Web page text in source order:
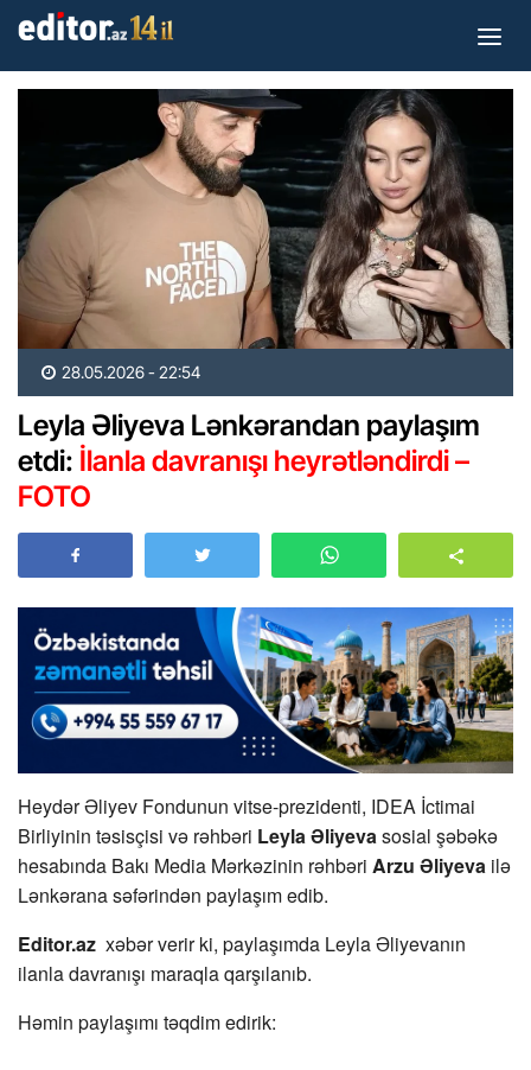
28.05.2026 - 22:54
Leyla Əliyeva Lənkərandan paylaşım
etdi: İlanla davranışı heyrətləndirdi –
FOTO
Heydər Əliyev Fondunun vitse-prezidenti, IDEA İctimai
Birliyinin təsisçisi və rəhbəri Leyla Əliyevasosial şəbəkə
hesabında Bakı Media Mərkəzinin rəhbəri Arzu Əliyeva ilə
Lənkərana səfərindən paylaşım edib.
Editor.az xəbər verir ki, paylaşımda Leyla Əliyevanın
ilanla davranışı maraqla qarşılanıb.
Həmin paylaşımı təqdim edirik: